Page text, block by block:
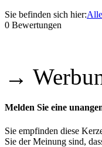
Sie befinden sich hier:
0 Bewertungen
→
Melden Sie eine
Sie empfinden diese
Sie der Meinung sind,